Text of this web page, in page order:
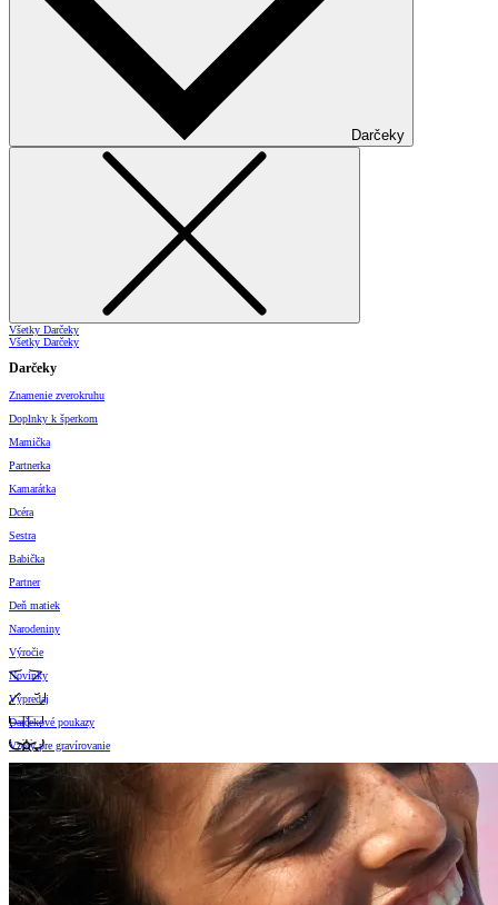
Darčeky
Všetky Darčeky
Všetky Darčeky
Darčeky
Znamenie zverokruhu
Doplnky k šperkom
Mamička
Partnerka
Kamarátka
Dcéra
Sestra
Babička
Partner
Deň matiek
Narodeniny
Výročie
Novinky
Výpredaj
Darčekové poukazy
Vzory pre gravírovanie